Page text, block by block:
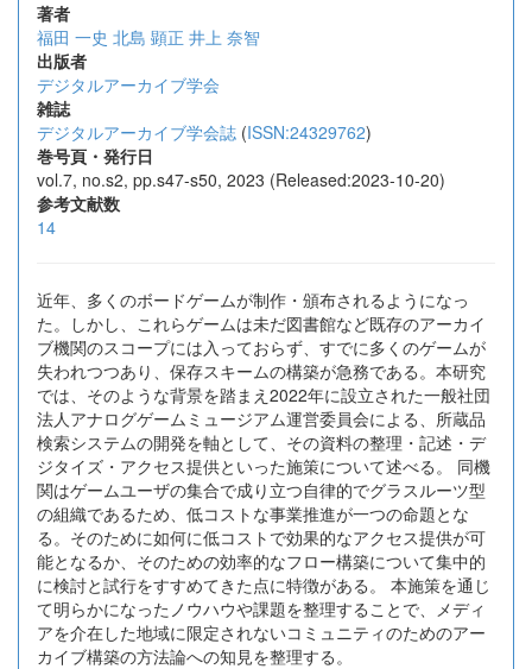
著者
福田 一史 北島 顕正 井上 奈智
出版者
デジタルアーカイブ学会
雑誌
デジタルアーカイブ学会誌 (ISSN:24329762)
巻号頁・発行日
vol.7, no.s2, pp.s47-s50, 2023 (Released:2023-10-20)
参考文献数
14
近年、多くのボードゲームが制作・頒布されるようになっ
た。しかし、これらゲームは未だ図書館など既存のアーカイ
ブ機関のスコープには入っておらず、すでに多くのゲームが
失われつつあり、保存スキームの構築が急務である。本研究
では、そのような背景を踏まえ2022年に設立された一般社団
法人アナログゲームミュージアム運営委員会による、所蔵品
検索システムの開発を軸として、その資料の整理・記述・デ
ジタイズ・アクセス提供といった施策について述べる。 同機
関はゲームユーザの集合で成り立つ自律的でグラスルーツ型
の組織であるため、低コストな事業推進が一つの命題とな
る。そのために如何に低コストで効果的なアクセス提供が可
能となるか、そのための効率的なフロー構築について集中的
に検討と試行をすすめてきた点に特徴がある。 本施策を通じ
て明らかになったノウハウや課題を整理することで、メディ
アを介在した地域に限定されないコミュニティのためのアー
カイブ構築の方法論への知見を整理する。